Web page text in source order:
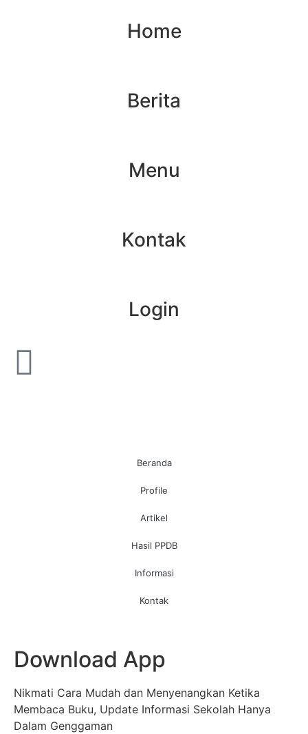
Home
Berita
Menu
Kontak
Login
Beranda
Profile
Artikel
Hasil PPDB
Informasi
Kontak
Download App
Nikmati Cara Mudah dan Menyenangkan Ketika
Membaca Buku, Update Informasi Sekolah Hanya
Dalam Genggaman